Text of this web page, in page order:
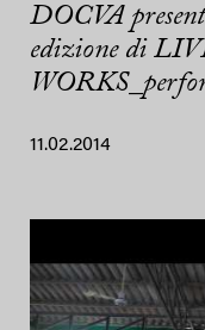
DOCVA
edizione di
11.02.2014